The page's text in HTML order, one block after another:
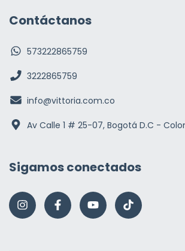
Contáctanos
573222865759
3222865759
info@vittoria.com.co
Av Calle 1 # 25-07, Bogotá D.C -
Sigamos conectados